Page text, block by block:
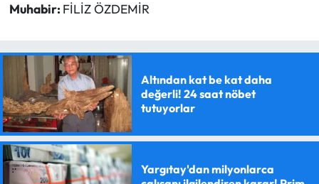
Muhabir: FİLİZ ÖZDEMİR
Altından kat be kat daha
değerli! 24 saat nöbet
tutuyorlar
Yargıtay'dan milyonlarca